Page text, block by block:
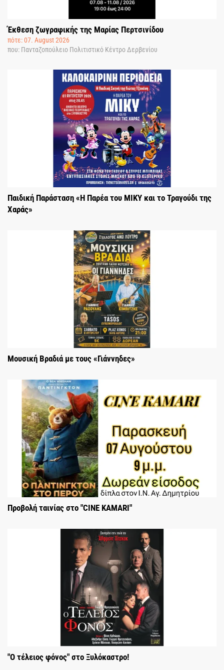
Έκθεση ζωγραφικής της Μαρίας Περτσινίδου
πότε: 07. August 2026
που: Πανταζοπούλειο Πολιτιστικό Κέντρο Δερβενίου
Παιδική Παράσταση «Η Παρέα του ΜΙΚΥ και το Τραγούδι της
Χαράς»
Μουσική Βραδιά με τους «Γιάννηδες»
Προβολή ταινίας στο "CINE KAMARI"
"Ο τέλειος φόνος" στο Ξυλόκαστρο!